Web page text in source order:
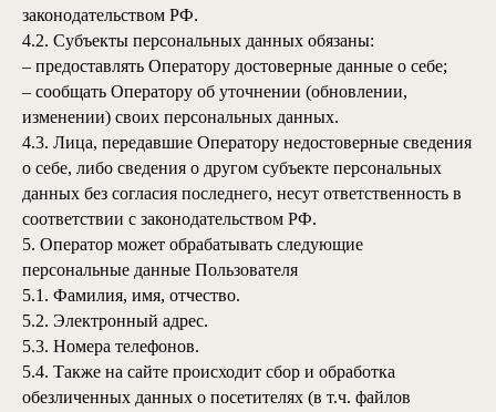
законодательством РФ.
4.2. Субъекты персональных данных обязаны:
– предоставлять Оператору достоверные данные о себе;
– сообщать Оператору об уточнении (обновлении,
изменении) своих персональных данных.
4.3. Лица, передавшие Оператору недостоверные сведения
о себе, либо сведения о другом субъекте персональных
данных без согласия последнего, несут ответственность в
соответствии с законодательством РФ.
5. Оператор может обрабатывать следующие
персональные данные Пользователя
5.1. Фамилия, имя, отчество.
5.2. Электронный адрес.
5.3. Номера телефонов.
5.4. Также на сайте происходит сбор и обработка
обезличенных данных о посетителях (в т.ч. файлов